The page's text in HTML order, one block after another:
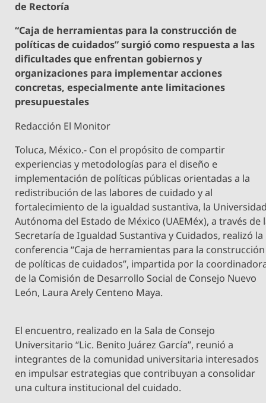
de Rectoría
“Caja de herramientas para la construcción de
políticas de cuidados” surgió como respuesta a las
dificultades que enfrentan gobiernos y
organizaciones para implementar acciones
concretas, especialmente ante limitaciones
presupuestales
Redacción El Monitor
Toluca, México.- Con el propósito de compartir
experiencias y metodologías para el diseño e
implementación de políticas públicas orientadas a la
redistribución de las labores de cuidado y al
fortalecimiento de la igualdad sustantiva, la
Autónoma del Estado de México (UAEMéx), a través de
Secretaría de Igualdad Sustantiva y Cuidados, realizó la
conferencia “Caja de herramientas para la construcción
de políticas de cuidados”, impartida por la
de la Comisión de Desarrollo Social de Consejo Nuevo
León, Laura Arely Centeno Maya.
El encuentro, realizado en la Sala de Consejo
Universitario “Lic. Benito Juárez García”, reunió a
integrantes de la comunidad universitaria interesados
en impulsar estrategias que contribuyan a consolidar
una cultura institucional del cuidado.